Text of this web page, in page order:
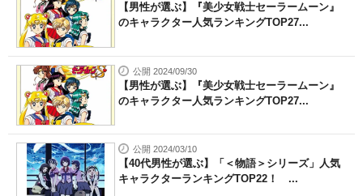
【男性が選ぶ】『美少女戦士セーラームーン』
のキャラクター人気ランキングTOP27...
公開 2024/09/30
【男性が選ぶ】『美少女戦士セーラームーン』
のキャラクター人気ランキングTOP27...
公開 2024/03/10
【40代男性が選ぶ】「＜物語＞シリーズ」人気
キャラクターランキングTOP22！ ...